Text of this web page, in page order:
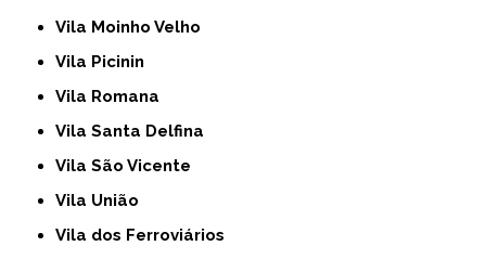
Vila Moinho Velho
Vila Picinin
Vila Romana
Vila Santa Delfina
Vila São Vicente
Vila União
Vila dos Ferroviários